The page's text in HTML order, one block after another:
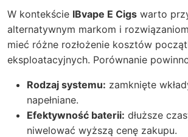
W kontekście IBvape E Cigs warto
alternatywnym markom i
mieć różne rozłożenie kosztów
eksploatacyjnych. Porównanie
Rodzaj systemu: zamknięte
napełniane.
Efektywność baterii: dłuższe
niwelować wyższą cenę zakupu.